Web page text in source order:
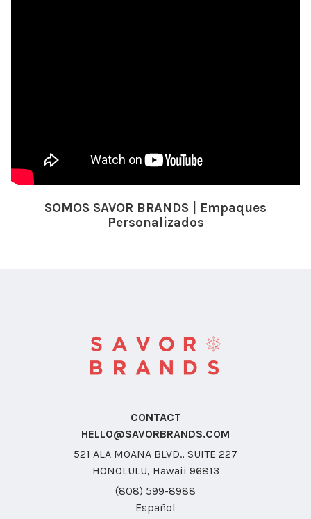
SOMOS SAVOR BRANDS | Empaques
Personalizados
CONTACT
HELLO@SAVORBRANDS.COM
521 ALA MOANA BLVD., SUITE 227
HONOLULU, Hawaii 96813
(808) 599-8988
Español